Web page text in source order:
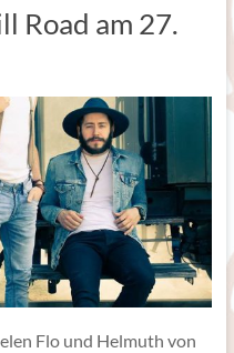
Road am 27.
Flo und Helmuth von